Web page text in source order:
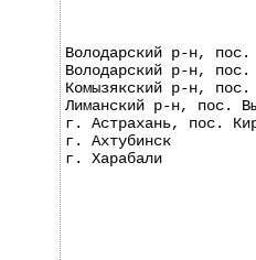
Володарский р-н,
Володарский р-н,
Комызякский р-н,
Лиманский р-н,
г. Астрахань,
г. Ахтубинск
г. Харабали